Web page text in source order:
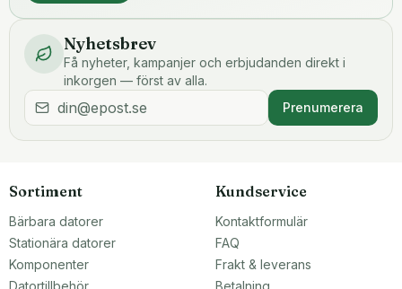
Nyhetsbrev
Få nyheter, kampanjer och erbjudanden direkt i
inkorgen — först av alla.
Prenumerera
Sortiment
Bärbara datorer
Stationära datorer
Komponenter
Datortillbehör
Kundservice
Kontaktformulär
FAQ
Frakt & leverans
Betalning